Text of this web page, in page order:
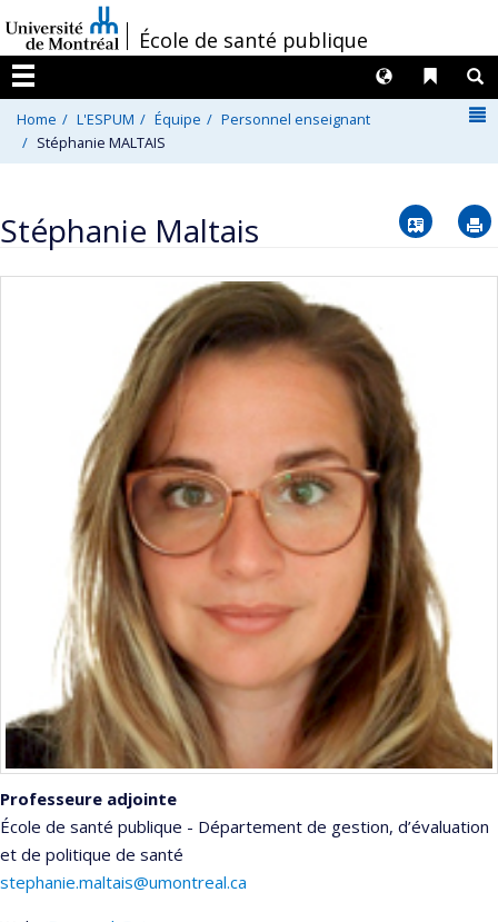
au
contenu
/École de santé publique
Menu
Liens
Langues
Home L'ESPUM Équipe
Personnel enseignant
Stéphanie MALTAIS
Stéphanie Maltais Vcard
Professeure adjointe
École de santé publique - Département de gestion, d’évaluation
et de politique de santé
stephanie.maltais@umontreal.ca